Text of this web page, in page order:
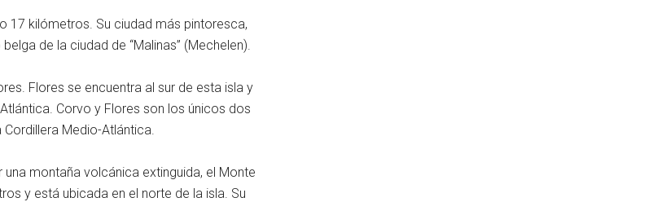
17 kilómetros. Su ciudad más pintoresca,
de la ciudad de “Malinas” (Mechelen).
Flores se encuentra al sur de esta isla y
Corvo y Flores son los únicos dos
Medio-Atlántica.
montaña volcánica extinguida, el Monte
y está ubicada en el norte de la isla. Su